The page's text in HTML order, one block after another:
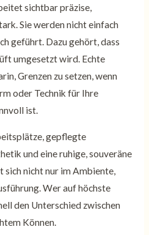
sichtbar präzise,
Sie werden nicht einfach
geführt. Dazu gehört, dass
umgesetzt wird. Echte
Grenzen zu setzen, wenn
oder Technik für Ihre
ist.
gepflegte
und eine ruhige, souveräne
nicht nur im Ambiente,
Wer auf höchste
den Unterschied zwischen
Können.